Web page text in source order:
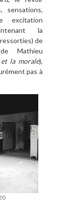
sensations,
excitation
la
de
Mathieu
et la morale),
pas à